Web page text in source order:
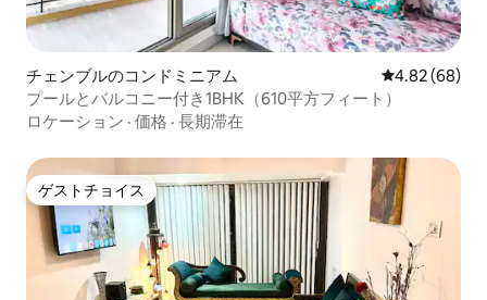
チェンブルのコンドミニアム レビュー68
4.82 (68)
プールとバルコニー付き1BHK（610平方フィート）
ロケーション · 価格 · 長期滞在
ゲストチョイス
ゲストチョイス